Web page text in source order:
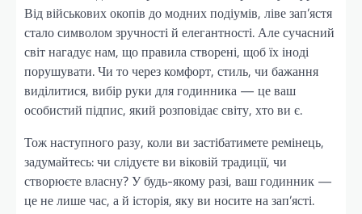
Від військових окопів до модних подіумів, ліве зап’ястя
стало символом зручності й елегантності. Але сучасний
світ нагадує нам, що правила створені, щоб їх іноді
порушувати. Чи то через комфорт, стиль, чи бажання
виділитися, вибір руки для годинника — це ваш
особистий підпис, який розповідає світу, хто ви є.
Тож наступного разу, коли ви застібатимете ремінець,
задумайтесь: чи слідуєте ви віковій традиції, чи
створюєте власну? У будь-якому разі, ваш годинник —
це не лише час, а й історія, яку ви носите на зап’ясті.